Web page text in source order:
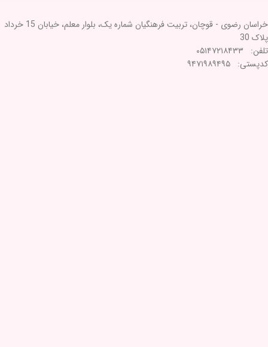
خراسان رضوی - قوچان، تربیت فرهنگیان شماره یک، بلوار معلم، خیابان 15 خرداد
پلاک 30
تلفن: ۰۵۱۴۷۲۱۸۴۳۳
کدپستی: ۹۴۷۱۹۸۹۴۹۵